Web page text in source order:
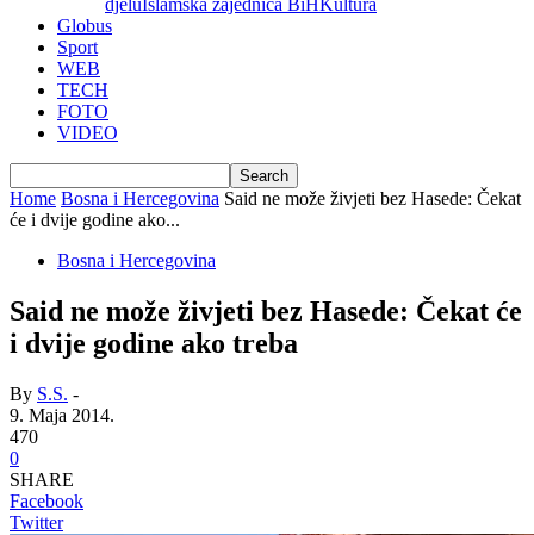
djeluIslamska zajednica BiHKultura
Globus
Sport
WEB
TECH
FOTO
VIDEO
Home Bosna i Hercegovina Said ne može živjeti bez Hasede: Čekat
će i dvije godine ako...
Bosna i Hercegovina
Said ne može živjeti bez Hasede: Čekat će
i dvije godine ako treba
By S.S. -
9. Maja 2014.
470
0
SHARE
Facebook
Twitter